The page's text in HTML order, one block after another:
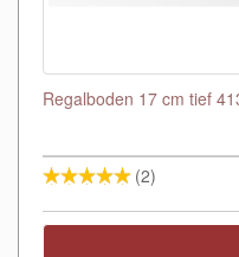
Regalboden 17 cm tief
(2)